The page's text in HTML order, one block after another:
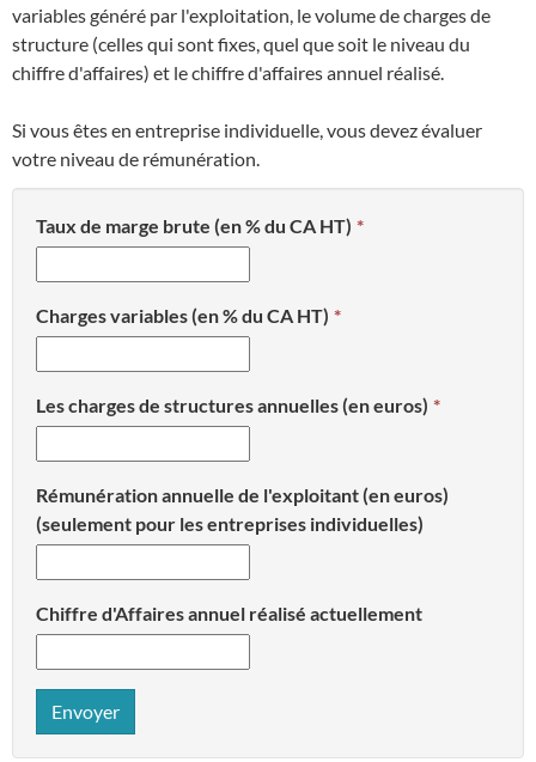
variables généré par l'exploitation, le volume de charges de
structure (celles qui sont fixes, quel que soit le niveau du
chiffre d'affaires) et le chiffre d'affaires annuel réalisé.
Si vous êtes en entreprise individuelle, vous devez évaluer
votre niveau de rémunération.
Taux de marge brute (en % du CA HT)
Charges variables (en % du CA HT)
Les charges de structures annuelles (en euros)
Rémunération annuelle de l'exploitant (en euros)
(seulement pour les entreprises individuelles)
Chiffre d'Affaires annuel réalisé actuellement
Envoyer